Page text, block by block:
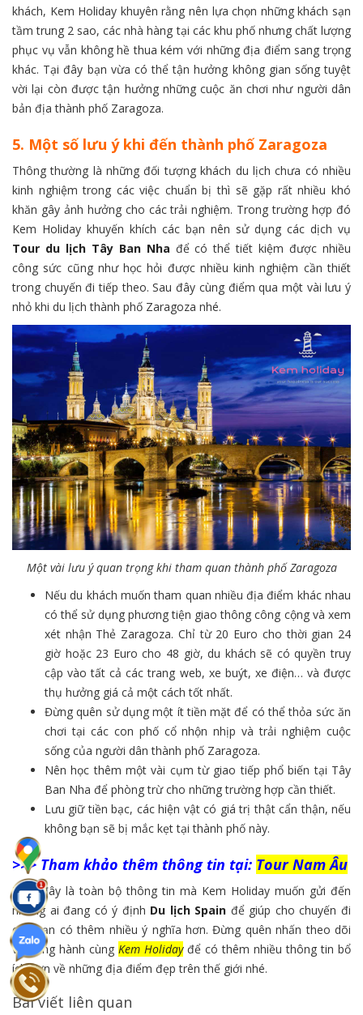
khách, Kem Holiday khuyên rằng nên lựa chọn những khách sạn
tầm trung 2 sao, các nhà hàng tại các khu phố nhưng chất lượng
phục vụ vẫn không hề thua kém với những địa điểm sang trọng
khác. Tại đây bạn vừa có thể tận hưởng không gian sống tuyệt
vời lại còn được tận hưởng những cuộc ăn chơi như người dân
bản địa thành phố Zaragoza.
5. Một số lưu ý khi đến thành phố Zaragoza
Thông thường là những đối tượng khách du lịch chưa có nhiều
kinh nghiệm trong các việc chuẩn bị thì sẽ gặp rất nhiều khó
khăn gây ảnh hưởng cho các trải nghiệm. Trong trường hợp đó
Kem Holiday khuyến khích các bạn nên sử dụng các dịch vụ
Tour du lịch Tây Ban Nha để có thể tiết kiệm được nhiều
công sức cũng như học hỏi được nhiều kinh nghiệm cần thiết
trong chuyến đi tiếp theo. Sau đây cùng điểm qua một vài lưu ý
nhỏ khi du lịch thành phố Zaragoza nhé.
Một vài lưu ý quan trọng khi tham quan thành phố Zaragoza
Nếu du khách muốn tham quan nhiều địa điểm khác nhau
có thể sử dụng phương tiện giao thông công cộng và xem
xét nhận Thẻ Zaragoza. Chỉ từ 20 Euro cho thời gian 24
giờ hoặc 23 Euro cho 48 giờ, du khách sẽ có quyền truy
cập vào tất cả các trang web, xe buýt, xe điện… và được
thụ hưởng giá cả một cách tốt nhất.
Đừng quên sử dụng một ít tiền mặt để có thể thỏa sức ăn
chơi tại các con phố cổ nhộn nhịp và trải nghiệm cuộc
sống của người dân thành phố Zaragoza.
Nên học thêm một vài cụm từ giao tiếp phổ biến tại Tây
Ban Nha để phòng trừ cho những trường hợp cần thiết.
Lưu giữ tiền bạc, các hiện vật có giá trị thật cẩn thận, nếu
không bạn sẽ bị mắc kẹt tại thành phố này.
>>> Tham khảo thêm thông tin tại: Tour Nam Âu
Trên đây là toàn bộ thông tin mà Kem Holiday muốn gửi đến
những ai đang có ý định Du lịch Spain để giúp cho chuyến đi
của bạn có thêm nhiều ý nghĩa hơn. Đừng quên nhấn theo dõi
và đồng hành cùng Kem Holidayđể có thêm nhiều thông tin bổ
ích hơn về những địa điểm đẹp trên thế giới nhé.
Bài viết liên quan